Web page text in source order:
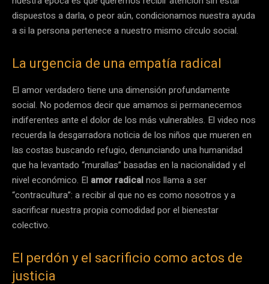
dispuestos a darla, o peor aún, condicionamos nuestra ayuda
a si la persona pertenece a nuestro mismo círculo social.
La urgencia de una empatía radical
El amor verdadero tiene una dimensión profundamente
social. No podemos decir que amamos si permanecemos
indiferentes ante el dolor de los más vulnerables. El video nos
recuerda la desgarradora noticia de los niños que mueren en
las costas buscando refugio, denunciando una humanidad
que ha levantado “murallas” basadas en la nacionalidad y el
nivel económico. El amor radicalnos llama a ser
“contracultura”: a recibir al que no es como nosotros y a
sacrificar nuestra propia comodidad por el bienestar
colectivo.
El perdón y el sacrificio como actos de
justicia